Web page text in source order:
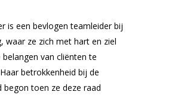
is een bevlogen teamleider bij
waar ze zich met hart en ziel
van cliënten te
betrokkenheid bij de
begon toen ze deze raad